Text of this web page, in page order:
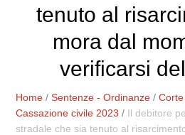
tenuto al
mora dal
verificarsi
Home /Sentenze - Ordinanze /
Cassazione civile 2023 / Il debitore
stradale che sia tenuto al